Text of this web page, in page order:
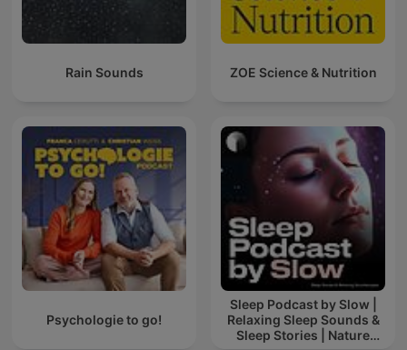
Rain Sounds ZOE Science & Nutrition
Psychologie to go!
Sleep Podcast by Slow |
Relaxing Sleep Sounds &
Sleep Stories | Nature